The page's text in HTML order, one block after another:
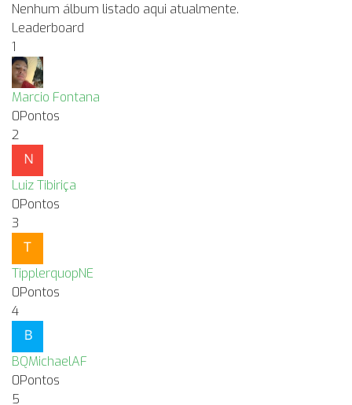
Nenhum álbum listado aqui atualmente.
Leaderboard
1
Marcio Fontana
0Pontos
2
Luiz Tibiriça
0Pontos
3
TipplerquopNE
0Pontos
4
BQMichaelAF
0Pontos
5